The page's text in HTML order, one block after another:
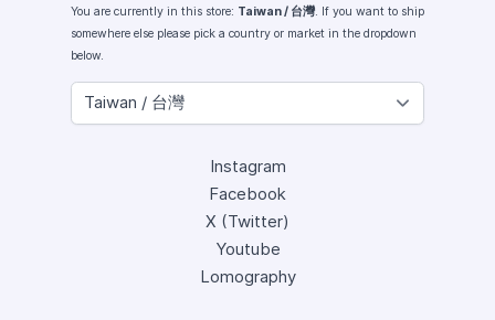
You are currently in this store: Taiwan / 台灣. If you want to ship
somewhere else please pick a country or market in the dropdown
below.
Instagram
Facebook
X (Twitter)
Youtube
Lomography